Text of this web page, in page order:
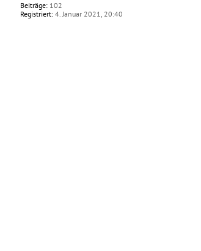
Beiträge: 102
Registriert: 4. Januar 2021, 20:40